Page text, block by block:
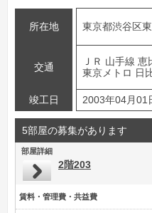
所在地 東京都渋谷区
交通
ＪＲ 山手線
東京メトロ 日
竣工日 2003年04月01
5部屋の募集があります
部屋詳細
2階203
賃料・管理費・共益費